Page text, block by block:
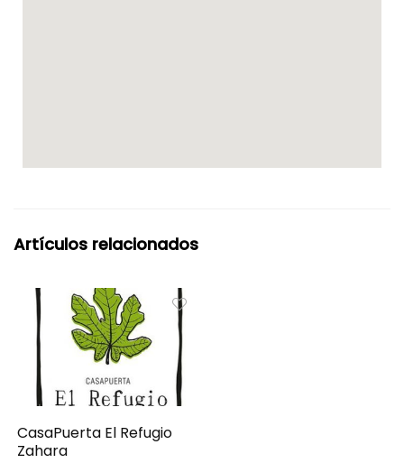
Artículos relacionados
CasaPuerta El Refugio
Zahara